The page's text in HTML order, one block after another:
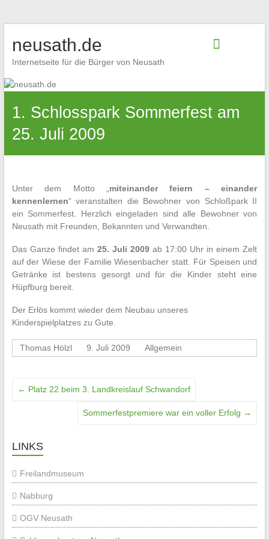
Inhalt
neusath.de
Internetseite für die Bürger von Neusath
1. Schlosspark Sommerfest am
25. Juli 2009
Unter dem Motto „ miteinander feiern – einander
kennenlernen“ veranstalten die Bewohner von Schloßpark II
ein Sommerfest. Herzlich eingeladen sind alle Bewohner von
Neusath mit Freunden, Bekannten und Verwandten.
Das Ganze findet am 25. Juli 2009ab 17:00 Uhr in einem Zelt
auf der Wiese der Familie Wiesenbacher statt. Für Speisen und
Getränke ist bestens gesorgt und für die Kinder steht eine
Hüpfburg bereit.
Der Erlös kommt wieder dem Neubau unseres
Kinderspielplatzes zu Gute.
Thomas Hölzl 9. Juli 2009 Allgemein
← Platz 22 beim 3. Landkreislauf Schwandorf
Sommerfestpremiere war ein voller Erfolg →
LINKS
Freilandmuseum
Nabburg
OGV Neusath